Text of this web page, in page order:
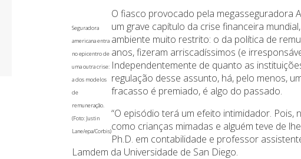
Seguradora
americana entra
no epicentro de
uma outra crise:
a dos modelos
de
remuneração.
(Foto: Justin
Lane/epa/Corbis)
O fiasco provocado pela megasseguradora
um grave capítulo da crise financeira
ambiente muito restrito: o da política de
anos, fizeram arriscadíssimos (e
Independentemente de quanto as
regulação desse assunto, há, pelo menos,
fracasso é premiado, é algo do passado.
“O episódio terá um efeito intimidador. Pois,
como crianças mimadas e alguém teve de
Ph.D. em contabilidade e professor
Lamdem da Universidade de San Diego.